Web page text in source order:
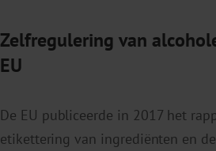
Zelfregulering van
EU
De EU publiceerde in 2017 het
etikettering van ingrediënten en de